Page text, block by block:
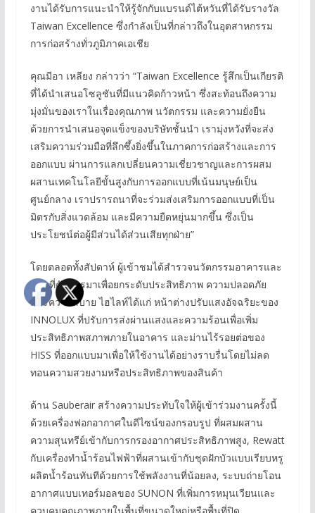
งานได้รับการแนะนำให้รู้จักกับแบรนด์ไต้หวันที่ได้รับรางวัล
Taiwan Excellence ซึ่งกำลังเป็นที่กล่าวถึงในอุตสาหกรรม
การก่อสร้างทั่วภูมิภาคเอเชีย
คุณมีอา เหลียง กล่าวว่า “Taiwan Excellence รู้สึกเป็นเกียรติ
ที่ได้นำเสนอโซลูชันที่มีแนวคิดก้าวหน้า ซึ่งสะท้อนถึงความ
มุ่งมั่นของเราในเรื่องคุณภาพ นวัตกรรม และความยั่งยืน
ด้วยการนำเสนอจุดแข็งของบริษัทชั้นนำ เรามุ่งหวังที่จะส่ง
เสริมความร่วมมือที่ลึกซึ้งยิ่งขึ้นในภาคการก่อสร้างและการ
ออกแบบ ผ่านการแลกเปลี่ยนความเชี่ยวชาญและการผสม
ผสานเทคโนโลยีขั้นสูงกับการออกแบบที่เน้นมนุษย์เป็น
ศูนย์กลาง เราปรารถนาที่จะร่วมส่งเสริมการออกแบบที่เป็น
มิตรกับสิ่งแวดล้อม และมีความยืดหยุ่นมากขึ้น ซึ่งเป็น
ประโยชน์ต่อผู้มีส่วนได้ส่วนเสียทุกฝ่าย”
โดยตลอดทั้งสัปดาห์ ผู้เข้าชมได้สำรวจนวัตกรรมอาคารและ
บ้านที่คัดสรรมาเพื่อยกระดับประสิทธิภาพ ความปลอดภัย
และความสบาย ไฮไลท์ได้แก่ หน้าต่างปรับแสงอัจฉริยะของ
INNOLUX ที่ปรับการส่งผ่านแสงและความร้อนเพื่อเพิ่ม
ประสิทธิภาพสภาพภายในอาคาร และม่านไร้รอยต่อของ
HISS ที่ออกแบบมาเพื่อให้ใช้งานได้อย่างราบรื่นโดยไม่ลด
ทอนความสวยงามหรือประสิทธิภาพของสินค้า
ด้าน Sauberair สร้างความประทับใจให้ผู้เข้าร่วมงานครั้งนี้
ด้วยเครื่องฟอกอากาศในดีไซน์ของกรอบรูป ที่ผสมผสาน
ความสุนทรีย์เข้ากับการกรองอากาศประสิทธิภาพสูง, Rewatt
กับเครื่องทำน้ำร้อนไฟฟ้าที่ผสานเข้ากับชุดฝักบัวแบบเรียบหรู
ผลิตน้ำร้อนทันทีด้วยการใช้พลังงานที่น้อยลง, ระบบถ่ายโอน
อากาศแบบเทอร์มอลของ SUNON ที่เพิ่มการหมุนเวียนและ
ควบคุมคุณภาพภายในพื้นที่ขนาดใหญ่หรือพื้นที่ปิด